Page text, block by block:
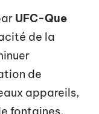
UFC-Que
de la
de
appareils,